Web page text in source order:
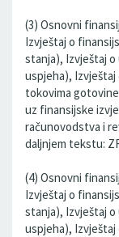
(3) Osnovni
Izvještaj o
stanja), Izvještaj
uspjeha),
tokovima
uz finansijske
računovodstva i
daljnjem tekstu:
(4) Osnovni
Izvještaj o
stanja), Izvještaj
uspjeha),